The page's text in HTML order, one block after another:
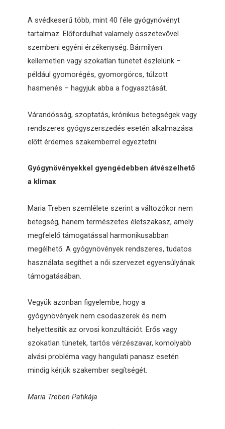
A svédkeserű több, mint 40 féle gyógynövényt
tartalmaz. Előfordulhat valamely összetevővel
szembeni egyéni érzékenység. Bármilyen
kellemetlen vagy szokatlan tünetet észlelünk –
például gyomorégés, gyomorgörcs, túlzott
hasmenés – hagyjuk abba a fogyasztását.
Várandósság, szoptatás, krónikus betegségek vagy
rendszeres gyógyszerszedés esetén alkalmazása
előtt érdemes szakemberrel egyeztetni.
Gyógynövényekkel gyengédebben átvészelhető
a klimax
Maria Treben szemlélete szerint a változókor nem
betegség, hanem természetes életszakasz, amely
megfelelő támogatással harmonikusabban
megélhető. A gyógynövények rendszeres, tudatos
használata segíthet a női szervezet egyensúlyának
támogatásában.
Vegyük azonban figyelembe, hogy a
gyógynövények nem csodaszerek és nem
helyettesítik az orvosi konzultációt. Erős vagy
szokatlan tünetek, tartós vérzészavar, komolyabb
alvási probléma vagy hangulati panasz esetén
mindig kérjük szakember segítségét.
Maria Treben Patikája